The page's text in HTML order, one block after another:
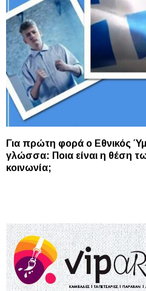
Για πρώτη φορά ο Εθνικός
γλώσσα: Ποια είναι η θέση
κοινωνία;